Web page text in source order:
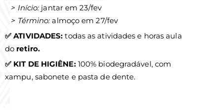
> Início: jantar em 23/fev
> Término: almoço em 27/fev
✅ ATIVIDADES: todas as atividades e horas aula
do retiro.
✅ KIT DE HIGIÊNE:100% biodegradável, com
xampu, sabonete e pasta de dente.